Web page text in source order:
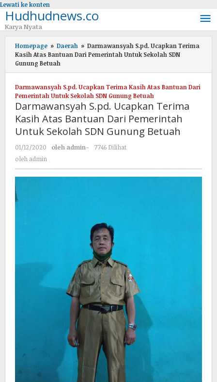
Lewati ke konten
Hudhudnews.co
Karya Nyata
Homepage » Daerah » Darmawansyah S.pd. Ucapkan Terima
Kasih Atas Bantuan Dari Pemerintah Untuk Sekolah SDN
Gunung Betuah
Darmawansyah S.pd. Ucapkan Terima Kasih Atas Bantuan Dari
Pemerintah Untuk Sekolah SDN Gunung Betuah
Darmawansyah S.pd. Ucapkan Terima
Kasih Atas Bantuan Dari Pemerintah
Untuk Sekolah SDN Gunung Betuah
01/12/2020 oleh admin-
7746 Dilihat
oleh admin